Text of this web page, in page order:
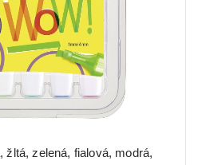
žltá, zelená, fialová, modrá,